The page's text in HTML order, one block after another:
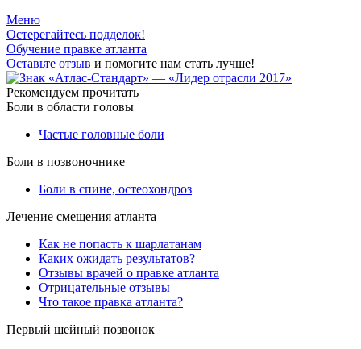
Меню
Остерегайтесь подделок!
Обучение правке атланта
Оставьте отзыв и помогите нам стать лучше!
Рекомендуем прочитать
Боли в области головы
Частые головные боли
Боли в позвоночнике
Боли в спине, остеохондроз
Лечение смещения атланта
Как не попасть к шарлатанам
Каких ожидать результатов?
Отзывы врачей о правке атланта
Отрицательные отзывы
Что такое правка атланта?
Первый шейный позвонок